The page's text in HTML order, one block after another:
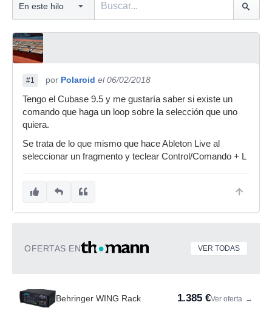
#1 por Polaroid el 06/02/2018
Tengo el Cubase 9.5 y me gustaría saber si existe un
comando que haga un loop sobre la selección que uno
quiera.
Se trata de lo que mismo que hace Ableton Live al
seleccionar un fragmento y teclear Control/Comando + L
OFERTAS EN VER TODAS
Behringer WING Rack 1.385 €Ver oferta →